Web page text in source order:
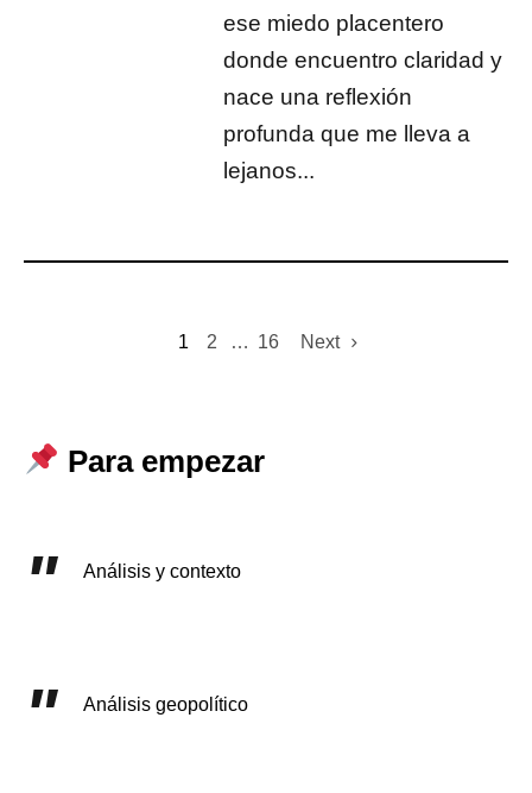
ese miedo placentero
donde encuentro claridad y
nace una reflexión
profunda que me lleva a
lejanos...
1 2 … 16 Next
Para empezar
Análisis y contexto
Análisis geopolítico